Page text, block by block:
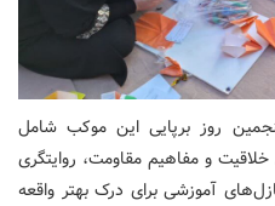
روز برپایی این موکب شامل
و مفاهیم مقاومت، روایتگری
آموزشی برای درک بهتر واقعه